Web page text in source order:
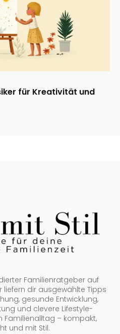
für Kreativität und
Familienratgeber auf
liefern dir ausgewählte Tipps
gesunde Entwicklung,
und clevere Lifestyle-
Familienalltag – kompakt,
und mit Stil.